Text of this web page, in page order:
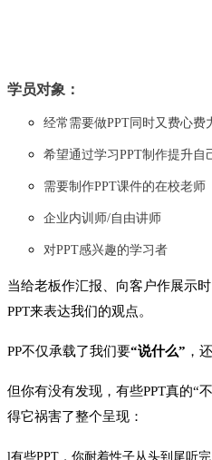
学员对象：
经常需要做PPT同时又费心费
希望通过学习PPT制作提升自
需要制作PPT课件的在校老师
企业内训师/自由讲师
对PPT感兴趣的学习者
当给老板作汇报、向客户作展示
PPT来表达我们的观点。
PP不仅承载了我们要“说什么” ，
但你有没有发现，有些PPT真的“
得它祸害了整个呈现：
l有些PPT，你耐着性子从头到尾听